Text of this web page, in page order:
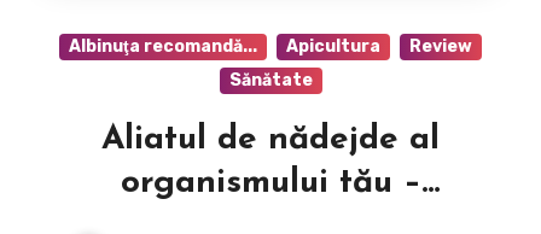
Albinuţa recomandă... Apicultura
Review
Sănătate
Aliatul de nădejde al
organismului tău –
lăptişorul de matcă PUR cu